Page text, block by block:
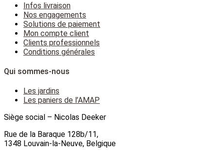
Infos livraison
Nos engagements
Solutions de paiement
Mon compte client
Clients professionnels
Conditions générales
Qui sommes-nous
Les jardins
Les paniers de l’AMAP
Siège social – Nicolas Deeker
Rue de la Baraque 128b/11,
1348 Louvain-la-Neuve, Belgique